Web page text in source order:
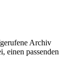
Archiv
einen passenden